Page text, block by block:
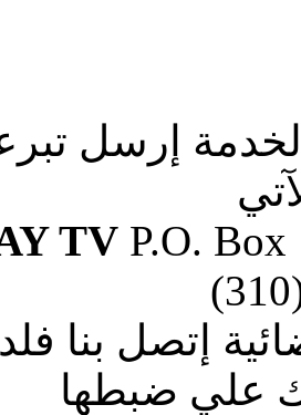
إرسل
TVP.O. Box
إتصل بنا
علي ضبطها